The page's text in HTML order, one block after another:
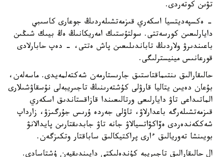
باسىندا مەملەكەتتىك تۋ مەن ارنايى وپەراتسيالار كۇشتەرىنىڭ
تۋىن كوتەردى.
- ەكسپەديتسيا اسكەري قىزمەتشىلەردىڭ جوعارى كاسىبي
دايارلىعىن كورسەتتى. سولتۇستىك امەريكانىڭ ەڭ بيىك شىڭىن
باعىندىرۋ ولاردىڭ تاباندىلىعىن پاش ەتتى، - دەپ حابارلادى
قورعانىس مينيسترلىگى.
حالىقارالىق ىنتىماقتاستىق جارىستارمەن شەكتەلمەيدى. ماسەلەن،
بۇعان دەيىن يتاليا قارۋلى كۇشتەرىنىڭ تاجىريبەلى نۇسقاۋشىلارى
الماتىداعى تاۋ دايارلىعى ورتالىعىندا قازاقستاندىق اسكەري
قىزمەتشىلەرگە باعدارلاۋ، تاۋلى جەردە ۇرىس جۇرگىزۋ، زارداپ
شەككەندەردى ەۆاكۋاتسيالاۋ جانە تاۋ جابدىقتارىن پايدالانۋ
بويىنشا تەوريالىق ءارى پراكتيكالىق ساباقتار وتكىزگەن.